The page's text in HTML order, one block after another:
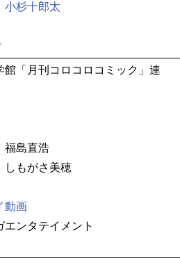
小杉十郎太
館「月刊コロコロコミック」連
島直浩
しもがさ美穂
動画
ンタテイメント